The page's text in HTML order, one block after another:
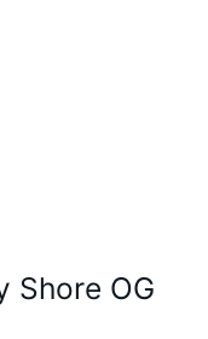
Shore OG